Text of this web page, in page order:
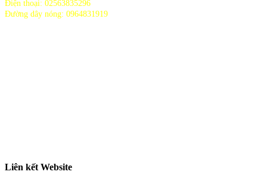
Điện thoại: 02563835296
Đường dây nóng: 0964831919
Liên kết Website